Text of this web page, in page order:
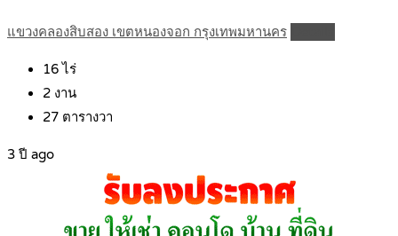
แขวงคลองสิบสอง เขตหนองจอก กรุงเทพมหานคร
16ไร่
2 งาน
27 ตารางวา
3 ปี ago